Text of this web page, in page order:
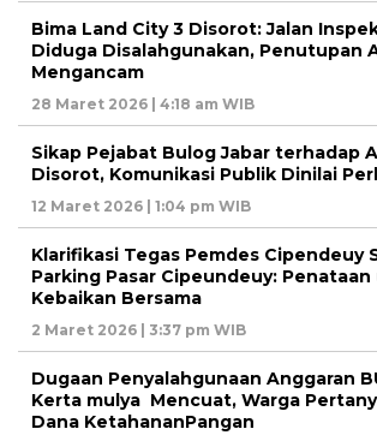
Bima Land City 3 Disorot: Jalan
Diduga Disalahgunakan, Penutupan
Mengancam
28 Maret 2026 | 4:18 am WIB
Sikap Pejabat Bulog Jabar terhadap
Disorot, Komunikasi Publik Dinilai
12 Maret 2026 | 1:04 pm WIB
Klarifikasi Tegas Pemdes Cipendeuy
Parking Pasar Cipeundeuy:
Kebaikan Bersama
2 Maret 2026 | 3:37 pm WIB
Dugaan Penyalahgunaan Anggaran
Kerta mulya Mencuat, Warga
Dana KetahananPangan